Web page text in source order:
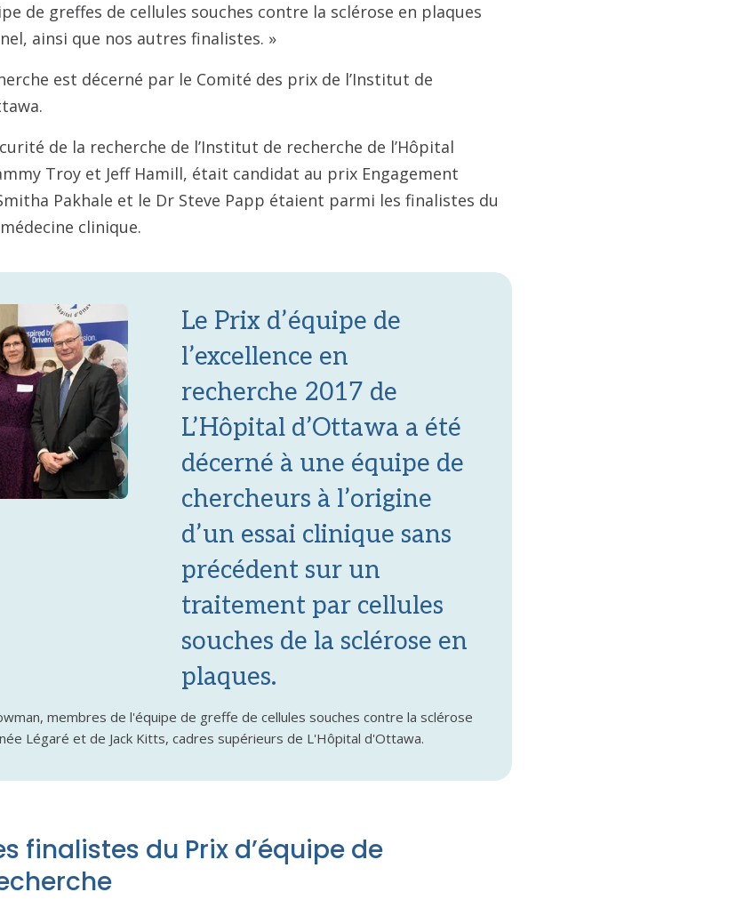
de greffes de cellules souches contre la sclérose en plaques
ainsi que nos autres finalistes. »
est décerné par le Comité des prix de l’Institut de
de la recherche de l’Institut de recherche de l’Hôpital
Troy et Jeff Hamill, était candidat au prix Engagement
Pakhale et le Dr Steve Papp étaient parmi les finalistes du
clinique.
Le Prix d’équipe de
l’excellence en
recherche 2017 de
L’Hôpital d’Ottawa a été
décerné à une équipe de
chercheurs à l’origine
d’un essai clinique sans
précédent sur un
traitement par cellules
souches de la sclérose en
plaques.
membres de l'équipe de greffe de cellules souches contre la sclérose
Légaré et de Jack Kitts, cadres supérieurs de L'Hôpital d'Ottawa.
finalistes du Prix d’équipe de